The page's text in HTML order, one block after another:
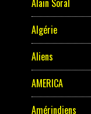
Alain Soral
Algérie
Aliens
AMERICA
Amérindiens